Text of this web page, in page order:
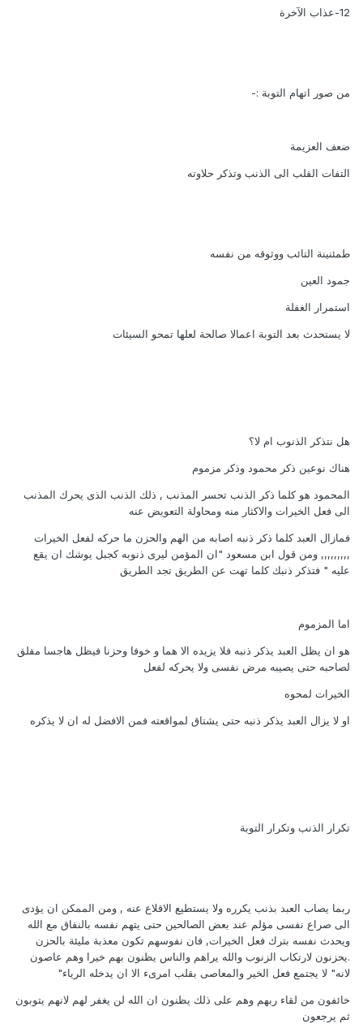
12-عذاب الآخرة
من صور اتهام التوبة :-
ضعف العزيمة
التفات القلب الى الذنب وتذكر حلاوته
طمئنينة التائب ووثوقه من نفسه
جمود العين
استمرار الغفلة
لا يستحدث بعد التوبة اعمالا صالحة لعلها تمحو السيئات
هل نتذكر الذنوب ام لا؟
هناك نوعين ذكر محمود وذكر مزموم
المحمود هو كلما ذكر الذنب تحسر المذنب , ذلك الذنب الذى يحرك المذنب
الى فعل الخيرات والاكثار منه ومحاولة التعويض عنه
فمازال العبد كلما ذكر ذنبه اصابه من الهم والحزن ما حركه لفعل الخيرات
,,,,,,,,, ومن قول ابن مسعود "ان المؤمن ليرى ذنوبه كجبل يوشك ان يقع
عليه " فتذكر ذنبك كلما تهت عن الطريق تجد الطريق
اما المزموم
هو ان يظل العبد يذكر ذنبه فلا يزيده الا هما و خوفا وحزنا فيظل هاجسا مقلق
لصاحبه حتى يصيبه مرض نفسى ولا يحركه لفعل
الخيرات لمحوه
او لا يزال العبد يذكر ذنبه حتى يشتاق لمواقعته فمن الافضل له ان لا يذكره
تكرار الذنب وتكرار التوبة
ربما يصاب العبد بذنب يكرره ولا يستطيع الاقلاع عنه , ومن الممكن ان يؤدى
الى صراع نفسى مؤلم عند بعض الصالحين حتى يتهم نفسه بالنفاق مع الله
ويحدث نفسه بترك فعل الخيرات, فان نفوسهم تكون معذبة مليئة بالحزن
.يحزنون لارتكاب الزنوب والله يراهم والناس يظنون بهم خيرا وهم عاصون
لانه" لا يجتمع فعل الخير والمعاصى بقلب امرىء الا ان يدخله الرياء"
خائفون من لقاء ربهم وهم على ذلك يظنون ان الله لن يغفر لهم لانهم يتوبون
ثم يرجعون